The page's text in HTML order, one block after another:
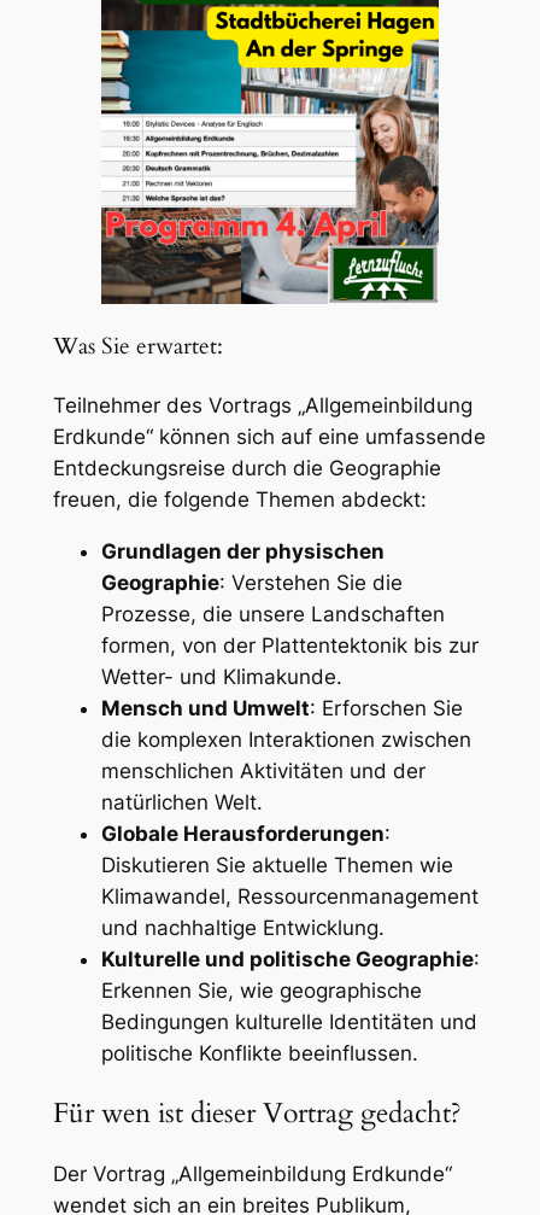
Was Sie erwartet:
Teilnehmer des Vortrags „Allgemeinbildung
Erdkunde“ können sich auf eine umfassende
Entdeckungsreise durch die Geographie
freuen, die folgende Themen abdeckt:
Grundlagen der physischen
Geographie: Verstehen Sie die
Prozesse, die unsere Landschaften
formen, von der Plattentektonik bis zur
Wetter- und Klimakunde.
Mensch und Umwelt: Erforschen Sie
die komplexen Interaktionen zwischen
menschlichen Aktivitäten und der
natürlichen Welt.
Globale Herausforderungen:
Diskutieren Sie aktuelle Themen wie
Klimawandel, Ressourcenmanagement
und nachhaltige Entwicklung.
Kulturelle und politische Geographie:
Erkennen Sie, wie geographische
Bedingungen kulturelle Identitäten und
politische Konflikte beeinflussen.
Für wen ist dieser Vortrag gedacht?
Der Vortrag „Allgemeinbildung Erdkunde“
wendet sich an ein breites Publikum,